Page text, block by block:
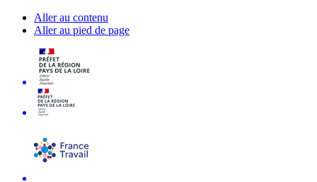
Aller au contenu
Aller au pied de page